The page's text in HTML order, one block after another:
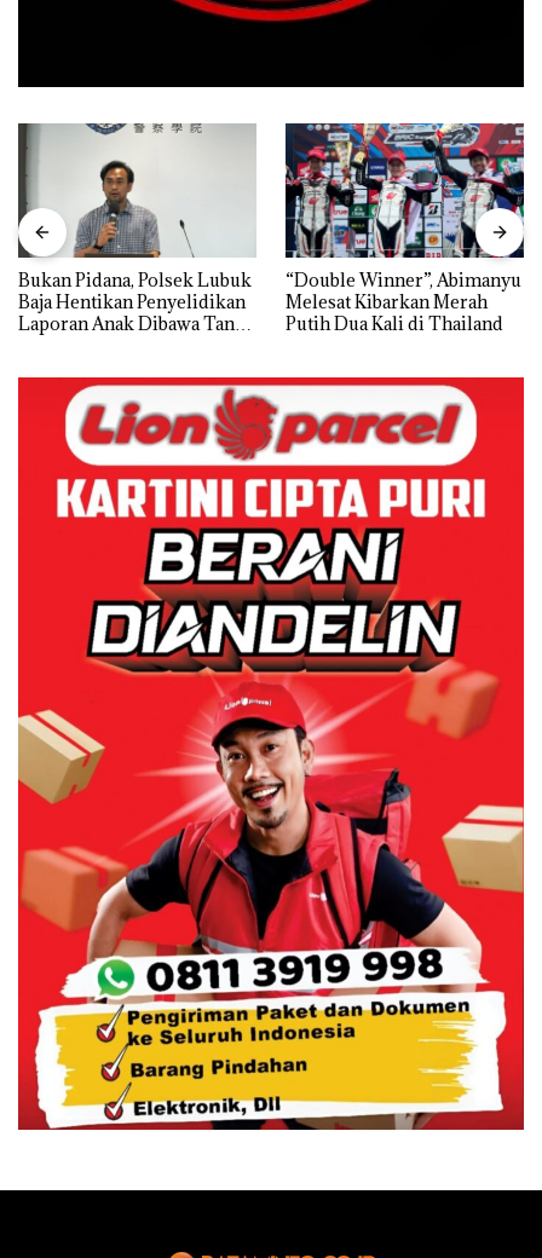
Bukan Pidana, Polsek Lubuk
Baja Hentikan Penyelidikan
Laporan Anak Dibawa Tanpa
“Double Winner”, Abimanyu
Melesat Kibarkan Merah
Putih Dua Kali di Thailand